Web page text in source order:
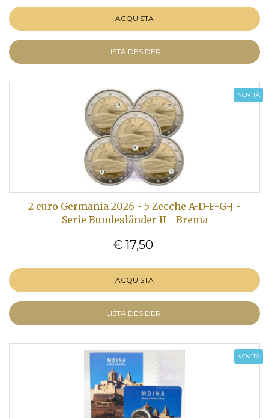
ACQUISTA
LISTA DESIDERI
NOVITÀ
2 euro Germania 2026 - 5 Zecche A-D-F-G-J -
Serie Bundesländer II - Brema
€ 17,50
ACQUISTA
LISTA DESIDERI
NOVITÀ